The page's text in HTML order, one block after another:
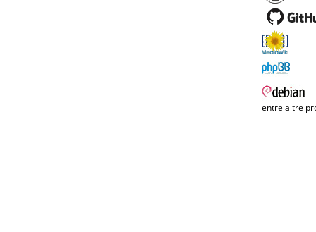
entre altre